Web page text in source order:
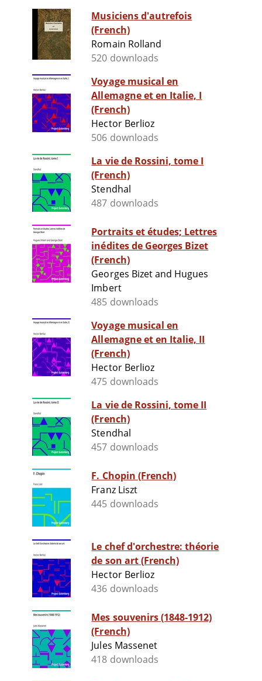
Musiciens d'autrefois
(French)
Romain Rolland
520 downloads
Voyage musical en
Allemagne et en Italie, I
(French)
Hector Berlioz
506 downloads
La vie de Rossini, tome I
(French)
Stendhal
487 downloads
Portraits et études; Lettres
inédites de Georges Bizet
(French)
Georges Bizet and Hugues
Imbert
485 downloads
Voyage musical en
Allemagne et en Italie, II
(French)
Hector Berlioz
475 downloads
La vie de Rossini, tome II
(French)
Stendhal
457 downloads
F. Chopin (French)
Franz Liszt
445 downloads
Le chef d'orchestre: théorie
de son art (French)
Hector Berlioz
436 downloads
Mes souvenirs (1848-1912)
(French)
Jules Massenet
418 downloads